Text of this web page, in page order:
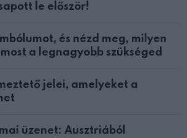
le először!
és nézd meg, milyen
a legnagyobb szükséged
jelei, amelyeket a
üzenet: Ausztriából